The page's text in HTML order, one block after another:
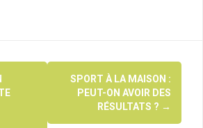
SPORT À LA MAISON :
PEUT-ON AVOIR DES
RÉSULTATS ? →